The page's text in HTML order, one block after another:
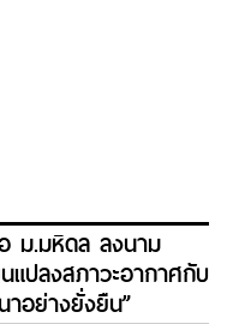
ม.มหิดล ลงนาม
แปลงสภาวะอากาศกับ
อย่างยั่งยืน”